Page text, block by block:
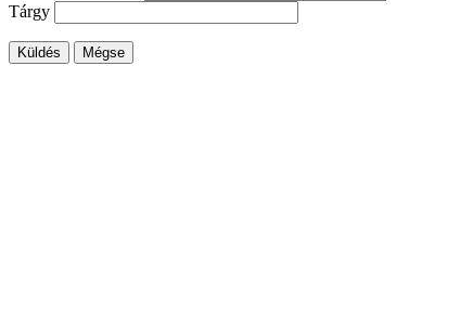
Tárgy
Küldés Mégse